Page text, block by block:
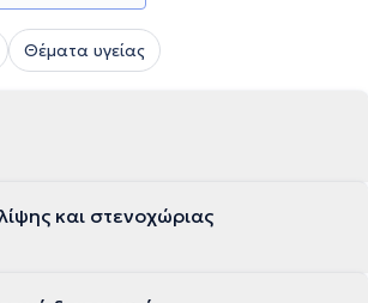
Θέματα υγείας
και στενοχώριας